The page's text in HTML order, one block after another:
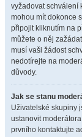
vyžadovat schválení
mohou mít dokonce
připojit kliknutím na
můžete o něj
musí vaši žádost
nedotírejte na
důvody.
Jak se stanu
Uživatelské skupiny
ustanovit
prvního kontaktujte